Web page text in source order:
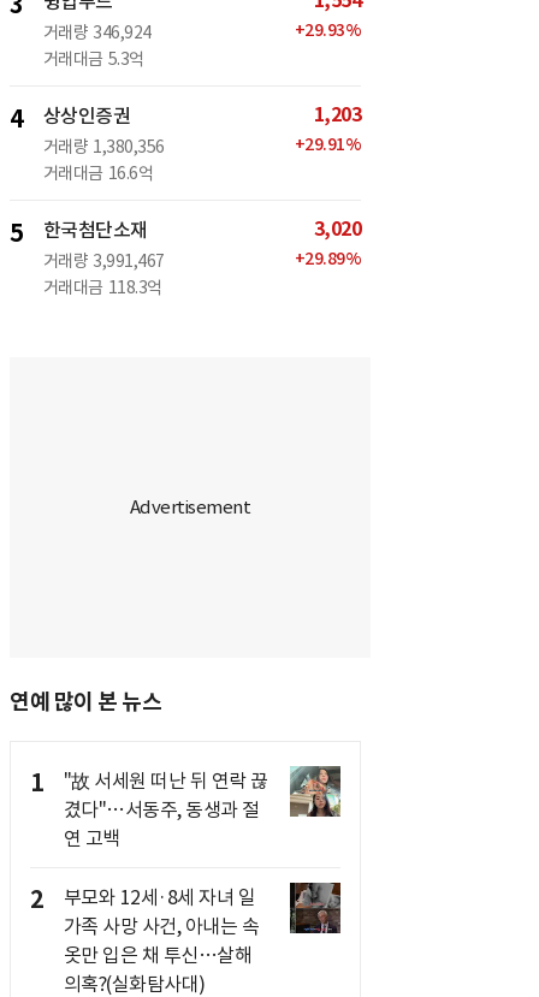
거래량 346,924
거래대금 5.3억
+29.93%
4 상상인증권
거래량 1,380,356
거래대금 16.6억
1,203
+29.91%
5 한국첨단소재
거래량 3,991,467
거래대금 118.3억
3,020
+29.89%
연예 많이 본 뉴스
1
"故 서세원 떠난 뒤 연락 끊
겼다"…서동주, 동생과 절
연 고백
2
부모와 12세·8세 자녀 일
가족 사망 사건, 아내는 속
옷만 입은 채 투신…살해
의혹?(실화탐사대)